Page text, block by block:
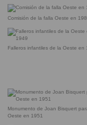
Comisión de la falla Oeste en
Falleros infantiles de la Oeste en
Monumento de Joan Bisquert
Oeste en 1951